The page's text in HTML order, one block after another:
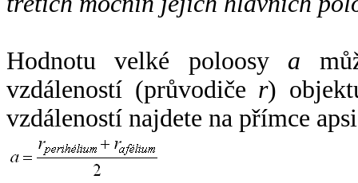
Hodnotu velké poloosy a
vzdáleností (průvodiče r)
vzdáleností najdete na přímce